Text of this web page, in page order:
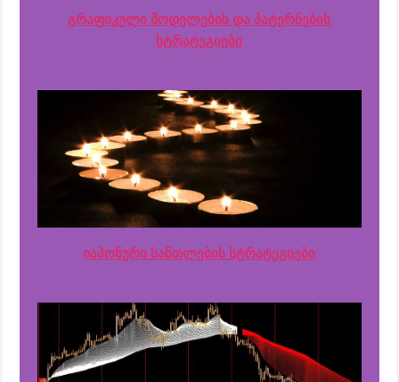
გრაფიკული მოდელების და პატერნების
სტრატეგიები
იაპონური სანთლების სტრატეგიები